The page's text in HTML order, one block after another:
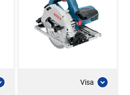
Visa